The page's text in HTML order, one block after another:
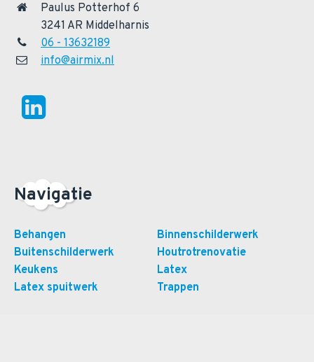
Paulus Potterhof 6
3241 AR Middelharnis
06 - 13632189
info@airmix.nl
Navigatie
Behangen
Binnenschilderwerk
Buitenschilderwerk
Houtrotrenovatie
Keukens
Latex
Latex spuitwerk
Trappen